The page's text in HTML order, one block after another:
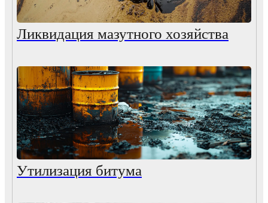
Ликвидация мазутного хозяйства
Утилизация битума